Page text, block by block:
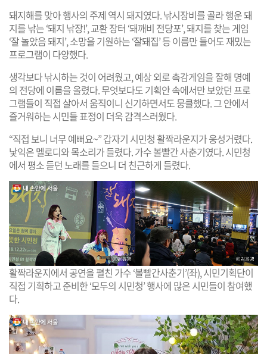
돼지해를 맞아 행사의 주제 역시 돼지였다. 낚시장비를 골라 행운 돼
지를 낚는 ‘돼지 낚장!’, 교환 장터 ‘돼깨비 전당포’, 돼지를 찾는 게임
‘잘 놀았음 돼지’, 소망을 기원하는 ‘잘돼집’ 등 이름만 들어도 재밌는
프로그램이 다양했다.
생각보다 낚시하는 것이 어려웠고, 예상 외로 촉감게임을 잘해 명예
의 전당에 이름을 올렸다. 무엇보다도 기획안 속에서만 보았던 프로
그램들이 직접 살아서 움직이니 신기하면서도 뭉클했다. 그 안에서
즐거워하는 시민들 표정이 더욱 감격스러웠다.
“직접 보니 너무 예뻐요~” 갑자기 시민청 활짝라운지가 웅성거렸다.
낯익은 멜로디와 목소리가 들렸다. 가수 볼빨간 사춘기였다. 시민청
에서 평소 듣던 노래를 들으니 더 친근하게 들렸다.
활짝라운지에서 공연을 펼친 가수 ‘볼빨간사춘기’(좌), 시민기획단이
직접 기획하고 준비한 ‘모두의 시민청’ 행사에 많은 시민들이 참여했
다.